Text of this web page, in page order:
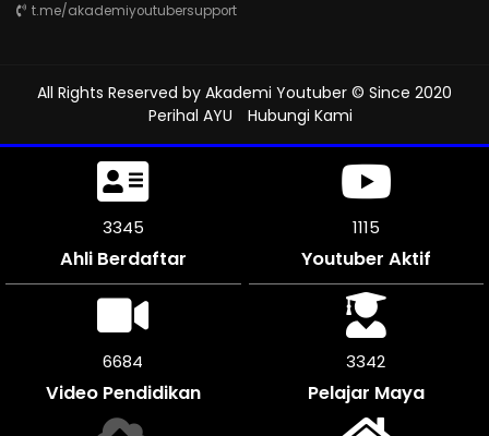
t.me/akademiyoutubersupport
All Rights Reserved by Akademi Youtuber © Since 2020
Perihal AYU
Hubungi Kami
3735
Ahli Berdaftar
1245
Youtuber Aktif
7464
Video Pendidikan
3732
Pelajar Maya